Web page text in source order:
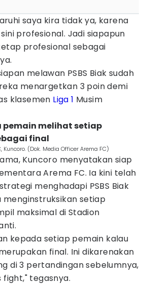
saya kira tidak ya, karena
profesional. Jadi siapapun
profesional sebagai
melawan PSBS Biak sudah
menargetkan 3 poin demi
klasemen Liga 1 Musim
pemain melihat setiap
final
Kuncoro. (Dok. Media Officer Arema FC)
Kuncoro menyatakan siap
Arema FC. Ia kini telah
menghadapi PSBS Biak
menginstruksikan setiap
maksimal di Stadion
kepada setiap pemain kalau
final. Ini dikarenakan
di 3 pertandingan sebelumnya,
fight," tegasnya.